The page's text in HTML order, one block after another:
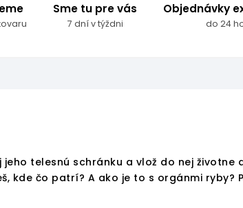
Sme tu pre vás
7 dní v týždni
Objednávky
do 24
telesnú schránku a vlož do nej životne
kde čo patrí? A ako je to s orgánmi ryby?